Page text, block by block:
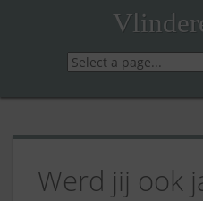
Werd jij ook